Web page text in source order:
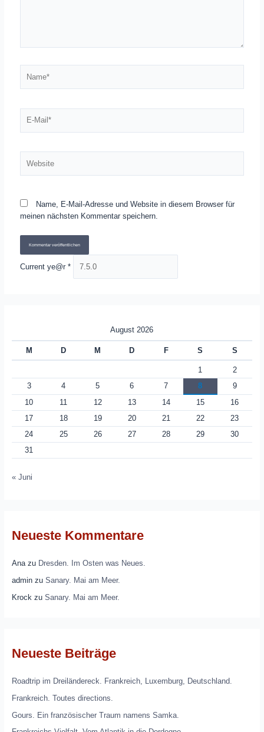
Mail*
Name, E-Mail-Adresse und Website in diesem Browser für
meinen nächsten Kommentar speichern.
Current ye@r*
August 2026
M D M D F S S
1
2
3
4 5 6 7 8
9
10
11 12 13 14 15
16
17
18 19 20 21 22
23
24
25 26 27 28 29
30
31
« Juni
Neueste Kommentare
Anazu Dresden. Im Osten was Neues.
adminzu Sanary. Mai am Meer.
Krock zu Sanary. Mai am Meer.
Neueste Beiträge
Roadtrip im Dreiländereck. Frankreich, Luxemburg, Deutschland.
Frankreich. Toutes directions.
Gours. Ein französischer Traum namens Samka.